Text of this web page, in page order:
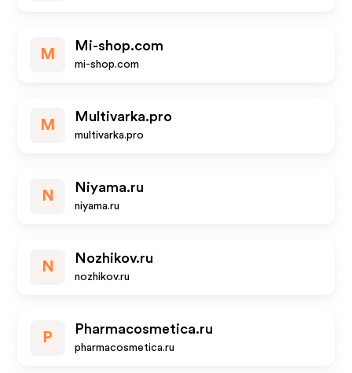
M
Mi-shop.com
mi-shop.com
M
Multivarka.pro
multivarka.pro
N
Niyama.ru
niyama.ru
N
Nozhikov.ru
nozhikov.ru
P
Pharmacosmetica.ru
pharmacosmetica.ru